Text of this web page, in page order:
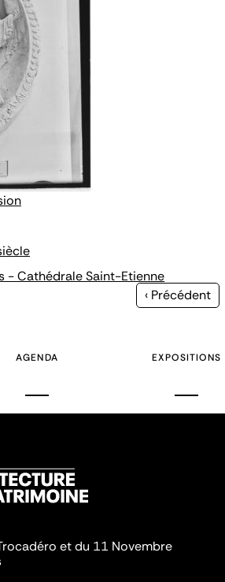
- Cathédrale Saint-Etienne
Page
‹ Précédent
AGENDA EXPOSITIONS
et du 11 Novembre